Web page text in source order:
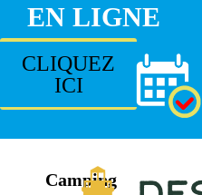
EN LIGNE
CLIQUEZ
ICI
Camping